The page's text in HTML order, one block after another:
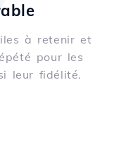
à retenir et
pour les
leur fidélité.